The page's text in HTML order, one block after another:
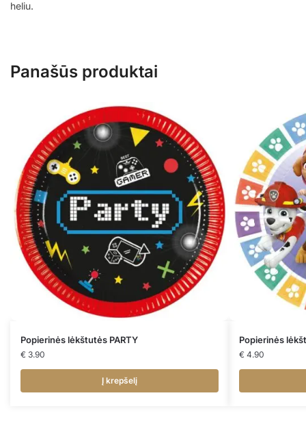
heliu.
Panašūs produktai
Popierinės lėkštutės PARTY
€ 3.90
Į krepšelį
Popierinės
€ 4.90